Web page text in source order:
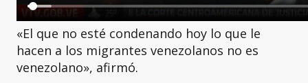
«El que no esté condenando hoy lo que le
hacen a los migrantes venezolanos no es
venezolano», afirmó.